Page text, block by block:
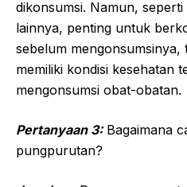
dikonsumsi. Namun,
lainnya, penting untuk
sebelum mengonsumsinya,
memiliki kondisi kesehatan
mengonsumsi obat-obatan.
Pertanyaan 3:Bagaimana
pungpurutan?